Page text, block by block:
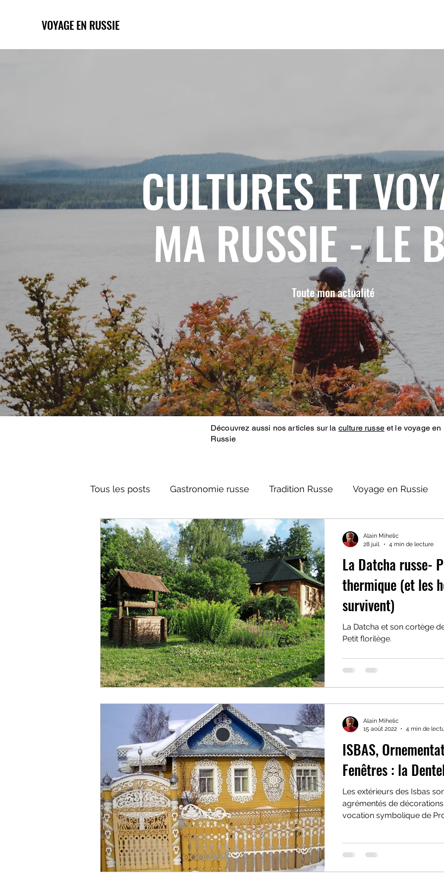
VOYAGE EN RUSSIE
CULTURES ET
MA RUSSIE - LE
Toute mon actualité
Découvrez aussi nos articles sur la culture russeet le voyage en
Russie
Tous les posts Gastronomie russe Tradition Russe Voyage en Russie
Société russe Architecture russe Religions et Mythologies
Culture russe Récits-Fictions
La Datcha russe- Page 2
thermique (et les
survivent)
La Datcha et son cortège
Petit florilège.
Alain Mihelic
28 juil.
4 min de lecture
ISBAS,
Fenêtres : la
Les extérieurs des Isbas
agrémentés de
vocation symbolique de
Alain Mihelic
15 août 2022
4 min de